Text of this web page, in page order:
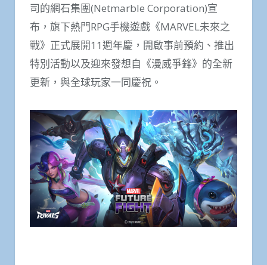
司的網石集團(Netmarble Corporation)宣
布，旗下熱門RPG手機遊戲《MARVEL未來之
戰》正式展開11週年慶，開啟事前預約、推出
特別活動以及迎來發想自《漫威爭鋒》的全新
更新，與全球玩家一同慶祝。